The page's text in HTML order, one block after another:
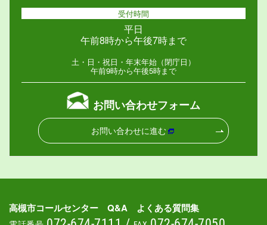
受付時間
平日
午前8時から午後7時まで
土・日・祝日・年末年始（閉庁日）
午前9時から午後5時まで
お問い合わせフォーム
お問い合わせに進む
高槻市コールセンター Q&A よくある質問集